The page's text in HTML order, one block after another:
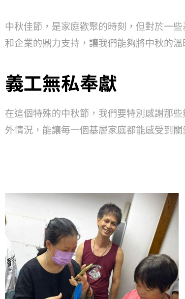
中秋佳節，是家庭歡聚的時刻，但對於一
和企業的鼎力支持，讓我們能夠將中秋的
義工無私奉獻
在這個特殊的中秋節，我們要特別感謝那
外情況，能讓每一個基層家庭都能感受到